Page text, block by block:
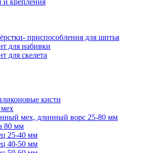
приспособления для шитья
для набивки
для скелета
кисти
мех, длинный ворс 25-80 мм
80 мм
25-40 мм
40-50 мм